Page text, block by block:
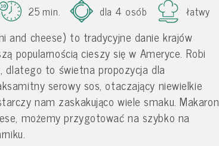
25 min. dla 4 osób łatwy
and cheese) to tradycyjne danie krajów
popularnością cieszy się w Ameryce. Robi
dlatego to świetna propozycja dla
serowy sos, otaczający niewielkie
nam zaskakująco wiele smaku. Makaron
możemy przygotować na szybko na